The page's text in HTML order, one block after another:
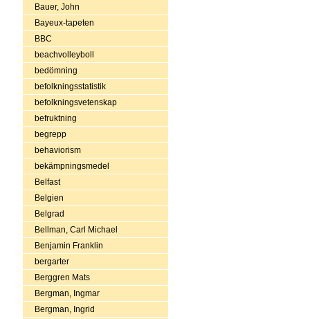
Bauer, John
Bayeux-tapeten
BBC
beachvolleyboll
bedömning
befolkningsstatistik
befolkningsvetenskap
befruktning
begrepp
behaviorism
bekämpningsmedel
Belfast
Belgien
Belgrad
Bellman, Carl Michael
Benjamin Franklin
bergarter
Berggren Mats
Bergman, Ingmar
Bergman, Ingrid